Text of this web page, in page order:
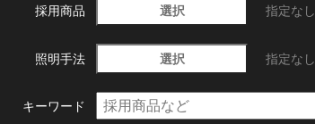
採用商品 選択 指定なし
照明手法 選択 指定なし
キーワード